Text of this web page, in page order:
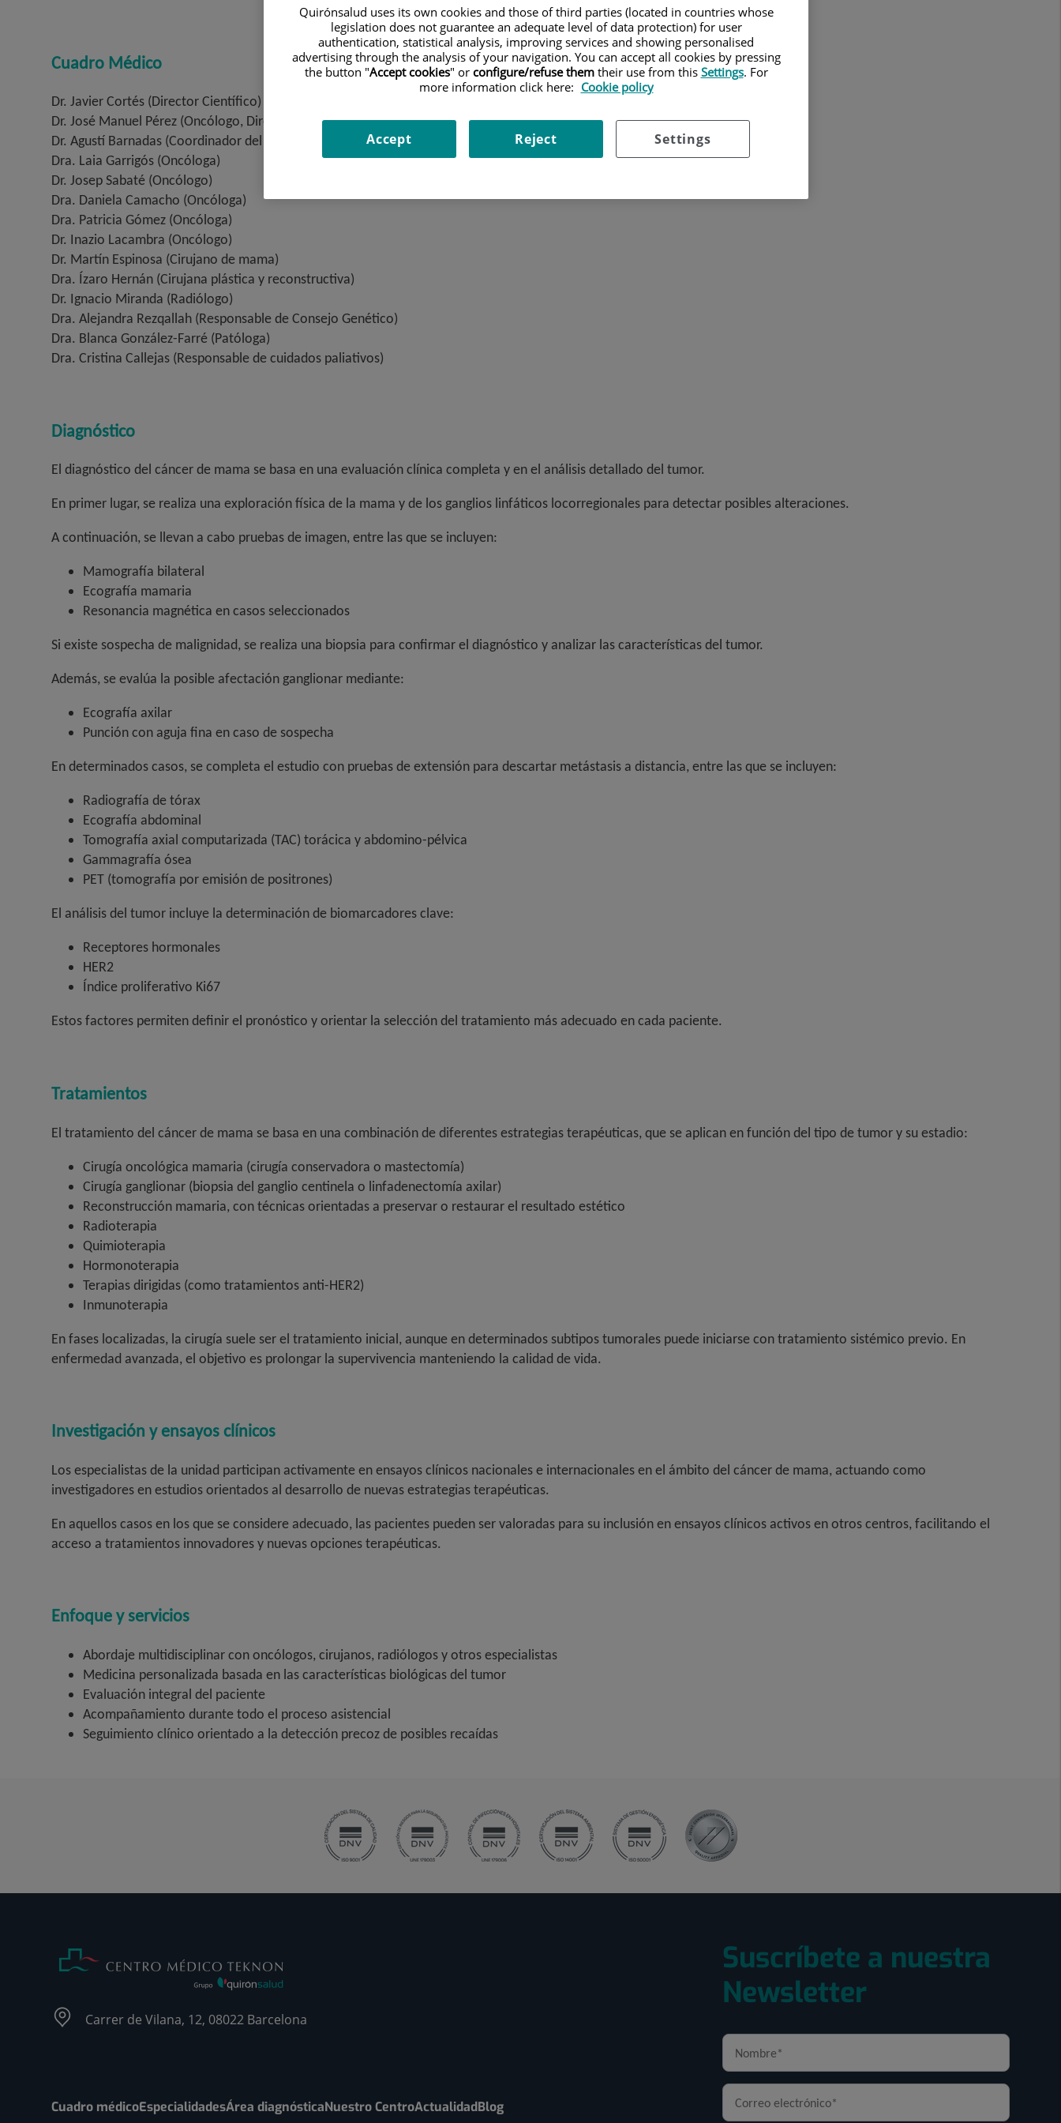
Cuadro Médico
Dr. Javier Cortés (Director Científico)
Dr. José Manuel Pérez (Oncólogo, Director Médico Asistencial)
Dr. Agustí Barnadas (Coordinador del Comité de Patología Mamaria)
Dra. Laia Garrigós (Oncóloga)
Dr. Josep Sabaté (Oncólogo)
Dra. Daniela Camacho (Oncóloga)
Dra. Patricia Gómez (Oncóloga)
Dr. Inazio Lacambra (Oncólogo)
Dr. Martín Espinosa (Cirujano de mama)
Dra. Ízaro Hernán (Cirujana plástica y reconstructiva)
Dr. Ignacio Miranda (Radiólogo)
Dra. Alejandra Rezqallah (Responsable de Consejo Genético)
Dra. Blanca González-Farré (Patóloga)
Dra. Cristina Callejas (Responsable de cuidados paliativos)
Diagnóstico
El diagnóstico del cáncer de mama se basa en una evaluación clínica completa y en el análisis detallado del tumor.
En primer lugar, se realiza una exploración física de la mama y de los ganglios linfáticos locorregionales para detectar posibles alteraciones.
A continuación, se llevan a cabo pruebas de imagen, entre las que se incluyen:
Mamografía bilateral
Ecografía mamaria
Resonancia magnética en casos seleccionados
Si existe sospecha de malignidad, se realiza una biopsia para confirmar el diagnóstico y analizar las características del tumor.
Además, se evalúa la posible afectación ganglionar mediante:
Ecografía axilar
Punción con aguja fina en caso de sospecha
En determinados casos, se completa el estudio con pruebas de extensión para descartar metástasis a distancia, entre las que se incluyen:
Radiografía de tórax
Ecografía abdominal
Tomografía axial computarizada (TAC) torácica y abdomino-pélvica
Gammagrafía ósea
PET (tomografía por emisión de positrones)
El análisis del tumor incluye la determinación de biomarcadores clave:
Receptores hormonales
HER2
Índice proliferativo Ki67
Estos factores permiten definir el pronóstico y orientar la selección del tratamiento más adecuado en cada paciente.
Tratamientos
El tratamiento del cáncer de mama se basa en una combinación de diferentes estrategias terapéuticas, que se aplican en función del tipo de tumor y su estadio:
Cirugía oncológica mamaria (cirugía conservadora o mastectomía)
Cirugía ganglionar (biopsia del ganglio centinela o linfadenectomía axilar)
Reconstrucción mamaria, con técnicas orientadas a preservar o restaurar el resultado estético
Radioterapia
Quimioterapia
Hormonoterapia
Terapias dirigidas (como tratamientos anti-HER2)
Inmunoterapia
En fases localizadas, la cirugía suele ser el tratamiento inicial, aunque en determinados subtipos tumorales puede iniciarse con tratamiento sistémico previo. En
enfermedad avanzada, el objetivo es prolongar la supervivencia manteniendo la calidad de vida.
Investigación y ensayos clínicos
Los especialistas de la unidad participan activamente en ensayos clínicos nacionales e internacionales en el ámbito del cáncer de mama, actuando como
investigadores en estudios orientados al desarrollo de nuevas estrategias terapéuticas.
En aquellos casos en los que se considere adecuado, las pacientes pueden ser valoradas para su inclusión en ensayos clínicos activos en otros centros, facilitando el
acceso a tratamientos innovadores y nuevas opciones terapéuticas.
Enfoque y servicios
Abordaje multidisciplinar con oncólogos, cirujanos, radiólogos y otros especialistas
Medicina personalizada basada en las características biológicas del tumor
Evaluación integral del paciente
Acompañamiento durante todo el proceso asistencial
Seguimiento clínico orientado a la detección precoz de posibles recaídas
Carrer de Vilana, 12, 08022 Barcelona
Cuadro médicoEspecialidadesÁrea diagnósticaNuestro CentroActualidadBlog
Suscríbete a nuestra
Newsletter
Quirónsalud uses its own cookies and those of third parties (located in countries whose
legislation does not guarantee an adequate level of data protection) for user
authentication, statistical analysis, improving services and showing personalised
advertising through the analysis of your navigation. You can accept all cookies by pressing
the button "Accept cookies" or configure/refuse themtheir use from this Settings. For
more information click here: Cookie policy
Settings
Reject
Accept